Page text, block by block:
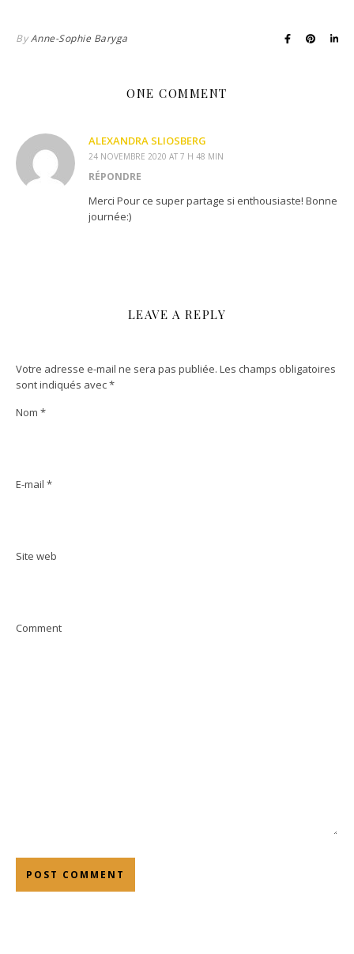
ByAnne-Sophie Baryga
ONE COMMENT
ALEXANDRA SLIOSBERG
24 NOVEMBRE 2020 AT 7 H 48 MIN
RÉPONDRE
Merci Pour ce super partage si enthousiaste! Bonne
journée:)
LEAVE A REPLY
Votre adresse e-mail ne sera pas publiée. Les champs obligatoires
sont indiqués avec*
Nom *
E-mail *
Site web
Comment